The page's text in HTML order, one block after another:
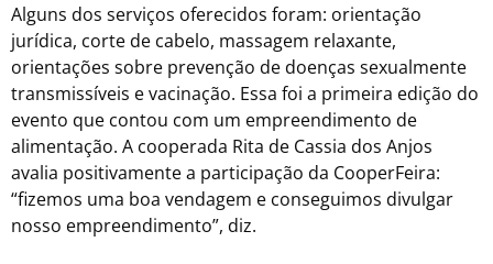
Alguns dos serviços oferecidos foram: orientação
jurídica, corte de cabelo, massagem relaxante,
orientações sobre prevenção de doenças sexualmente
transmissíveis e vacinação. Essa foi a primeira edição do
evento que contou com um empreendimento de
alimentação. A cooperada Rita de Cassia dos Anjos
avalia positivamente a participação da CooperFeira:
“fizemos uma boa vendagem e conseguimos divulgar
nosso empreendimento”, diz.